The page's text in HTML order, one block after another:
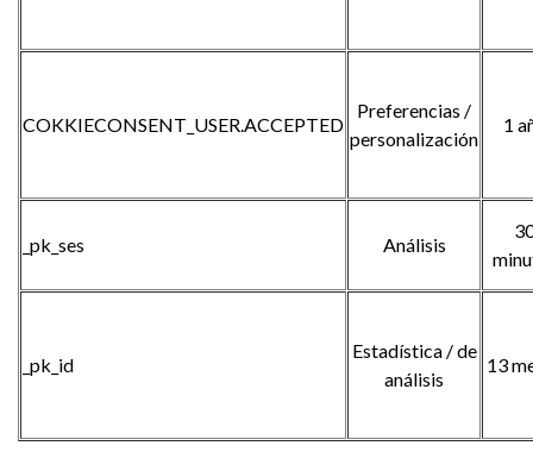
COKKIECONSENT_USER.ACCEPTED
Preferencias /
personalización
1
_pk_ses Análisis
_pk_id
Estadística / de
análisis
13